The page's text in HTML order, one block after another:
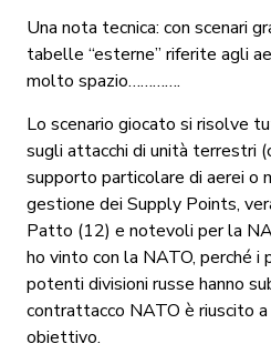
Una nota tecnica: con scenari
tabelle “esterne” riferite agli
molto spazio………….
Lo scenario giocato si risolve
sugli attacchi di unità terrestri
supporto particolare di aerei o
gestione dei Supply Points,
Patto (12) e notevoli per la
ho vinto con la NATO, perché i
potenti divisioni russe hanno
contrattacco NATO è riuscito a
obiettivo.